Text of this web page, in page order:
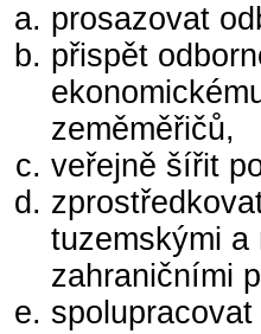
prosazovat
přispět
zeměměřičů,
veřejně šířit
tuzemskými a
zahraničními